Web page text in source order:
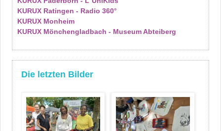
KURUX Ratingen - Radio 360°
KURUX Monheim
KURUX Mönchengladbach - Museum Abteiberg
Die letzten Bilder